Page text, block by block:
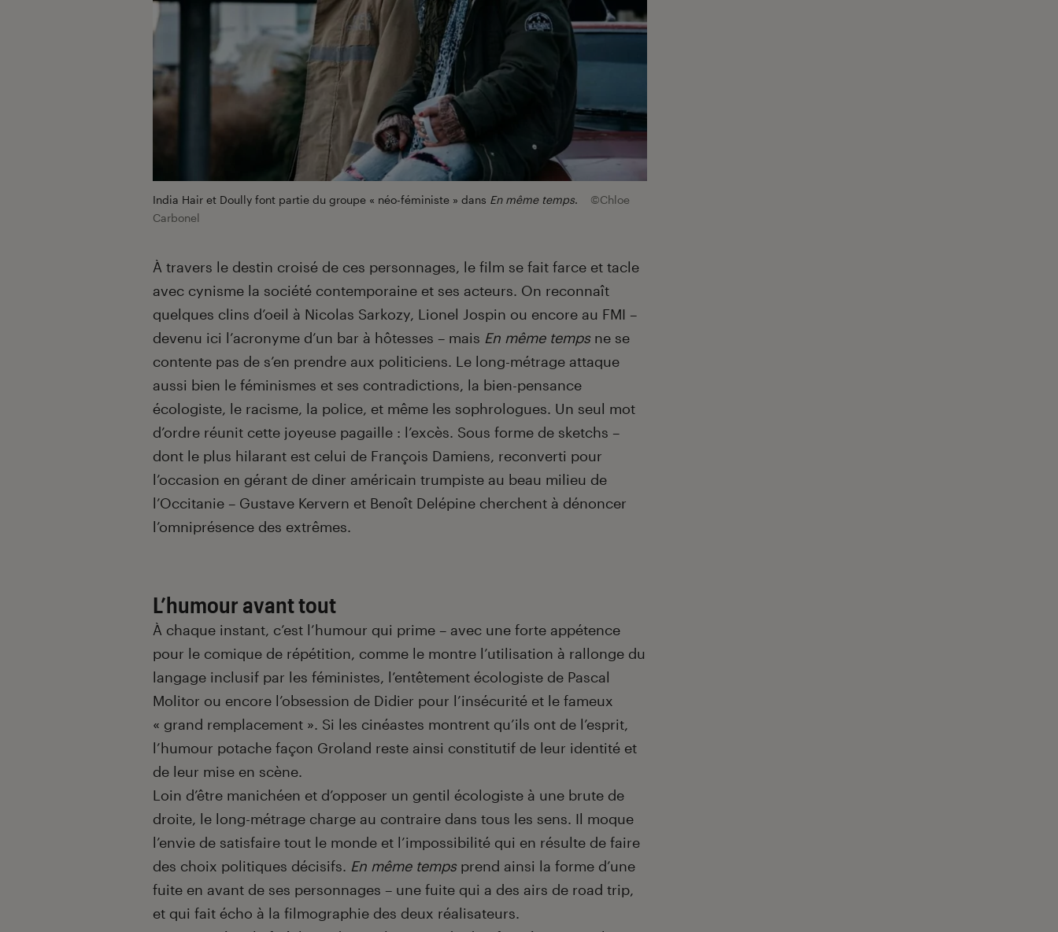
India Hair et Doully font partie du groupe « néo-féministe » dans En même temps.
©Chloe
Carbonel
À travers le destin croisé de ces personnages, le film se fait farce et tacle
avec cynisme la société contemporaine et ses acteurs. On reconnaît
quelques clins d’oeil à Nicolas Sarkozy, Lionel Jospin ou encore au FMI –
devenu ici l’acronyme d’un bar à hôtesses – mais En même tempsne se
contente pas de s’en prendre aux politiciens. Le long-métrage attaque
aussi bien le féminismes et ses contradictions, la bien-pensance
écologiste, le racisme, la police, et même les sophrologues. Un seul mot
d’ordre réunit cette joyeuse pagaille : l’excès. Sous forme de sketchs –
dont le plus hilarant est celui de François Damiens, reconverti pour
l’occasion en gérant de diner américain trumpiste au beau milieu de
l’Occitanie – Gustave Kervern et Benoît Delépine cherchent à dénoncer
l’omniprésence des extrêmes.
L’humour avant tout
À chaque instant, c’est l’humour qui prime – avec une forte appétence
pour le comique de répétition, comme le montre l’utilisation à rallonge du
langage inclusif par les féministes, l’entêtement écologiste de Pascal
Molitor ou encore l’obsession de Didier pour l’insécurité et le fameux
« grand remplacement ». Si les cinéastes montrent qu’ils ont de l’esprit,
l’humour potache façon Groland reste ainsi constitutif de leur identité et
de leur mise en scène.
Loin d’être manichéen et d’opposer un gentil écologiste à une brute de
droite, le long-métrage charge au contraire dans tous les sens. Il moque
l’envie de satisfaire tout le monde et l’impossibilité qui en résulte de faire
des choix politiques décisifs. En même tempsprend ainsi la forme d’une
fuite en avant de ses personnages – une fuite qui a des airs de road trip,
et qui fait écho à la filmographie des deux réalisateurs.